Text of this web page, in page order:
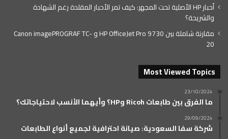
أحبار HP الأصلية تحت المجهر: كيف تمر الأحبار المقلدة رغم الشهادة
والشريحة؟
مقارنة شاملة بين HP OfficeJet Pro 9730 و Canon imagePROGRAF TC-
20
Most Viewed Topics
23/10/2024
ما الفرق بين طابعات Ricoh وHP؟ وأيهما الأنسب لاحتياجاتك؟
29/09/2024
شركة سفا السعودية: صيانة احترافية لجميع أنواع الطابعات